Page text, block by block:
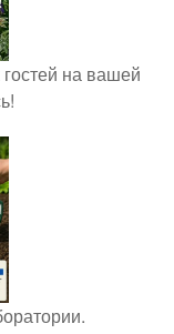
на вашей